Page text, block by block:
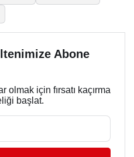
Abone
için fırsatı kaçırma
başlat.